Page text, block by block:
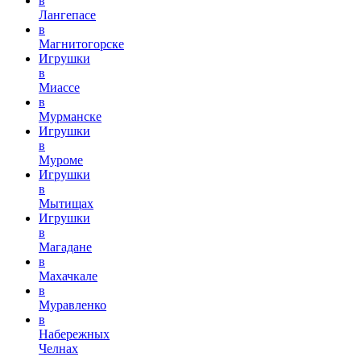
Лангепасе
в
Магнитогорске
Игрушки
в
Миассе
в
Мурманске
Игрушки
в
Муроме
Игрушки
в
Мытищах
Игрушки
в
Магадане
в
Махачкале
в
Муравленко
в
Набережных
Челнах